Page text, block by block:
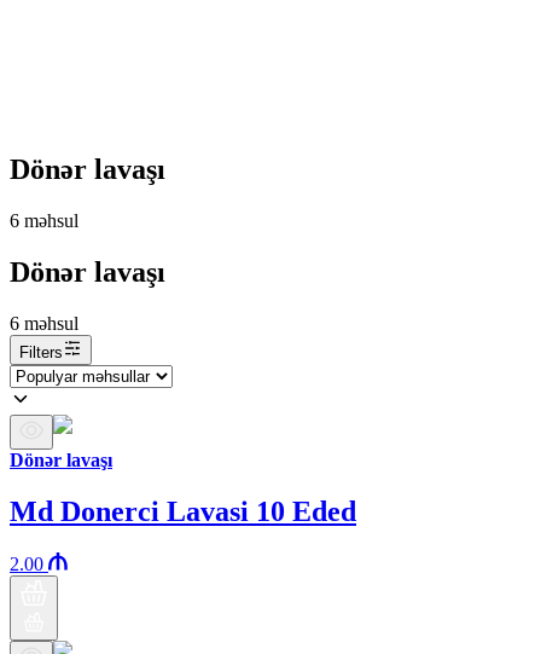
Dönər lavaşı
6 məhsul
Dönər lavaşı
6 məhsul
Filters
Dönər lavaşı
Md Donerci Lavasi 10 Eded
2.00